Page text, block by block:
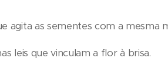
agita as sementes com a mesma
leis que vinculam a flor à brisa.